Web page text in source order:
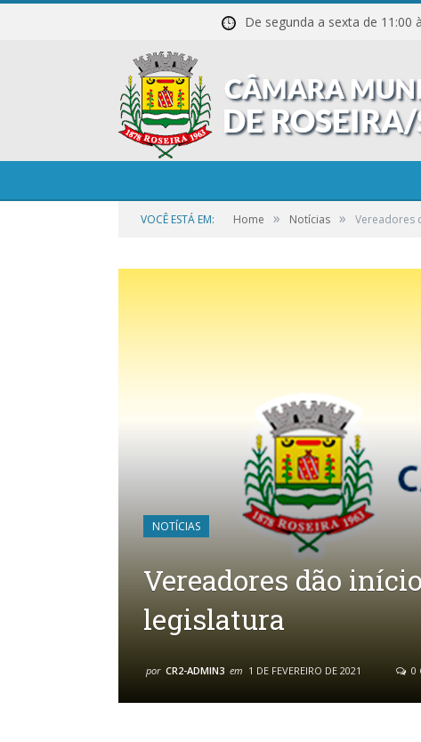
De segunda a sexta de
VOCÊ ESTÁ EM: Home » Notícias » Vereadores
NOTÍCIAS
Vereadores dão
legislatura
por CR2-ADMIN3 em 1 DE FEVEREIRO DE 2021 0